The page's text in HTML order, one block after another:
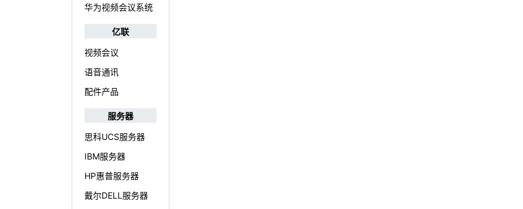
华为视频会议系统
亿联
视频会议
语音通讯
配件产品
服务器
思科UCS服务器
IBM服务器
HP惠普服务器
戴尔DELL服务器